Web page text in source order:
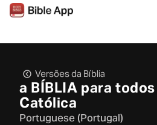
Versões da Bíblia
a BÍBLIA para
Católica
Portuguese (Portugal)